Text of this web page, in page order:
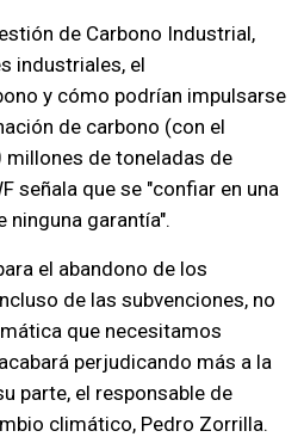
de Carbono Industrial,
industriales, el
y cómo podrían impulsarse
de carbono (con el
de toneladas de
señala que se "confiar en una
garantía".
el abandono de los
de las subvenciones, no
que necesitamos
perjudicando más a la
parte, el responsable de
climático, Pedro Zorrilla.